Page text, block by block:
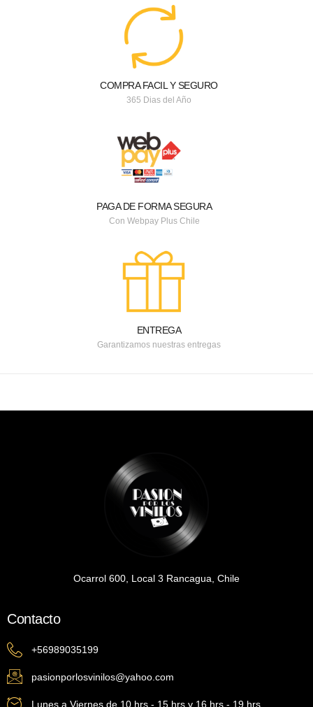
COMPRA FACIL Y SEGURO
365 Dias del Año
PAGA DE FORMA SEGURA
Con Webpay Plus Chile
ENTREGA
Garantizamos nuestras entregas
Ocarrol 600, Local 3 Rancagua, Chile
Contacto
+56989035199
pasionporlosvinilos@yahoo.com
Lunes a Viernes de 10 hrs - 15 hrs y 16 hrs - 19 hrs